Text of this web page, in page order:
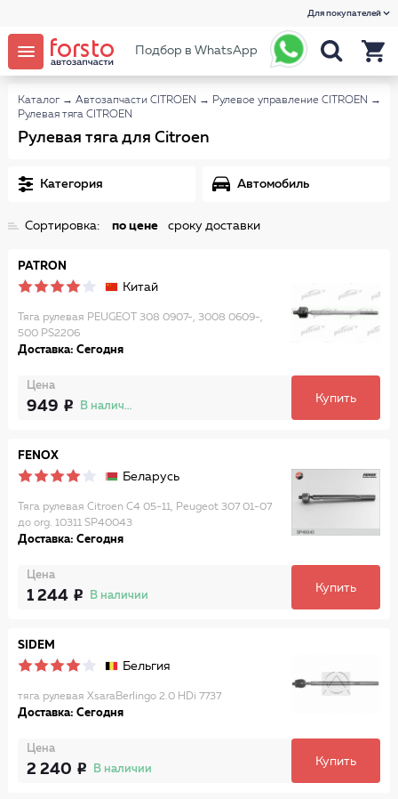
Для покупателей
Подбор в WhatsApp
Каталог → Автозапчасти CITROEN → Рулевое управление CITROEN →
Рулевая тяга CITROEN
Рулевая тяга для Citroen
Категория Автомобиль
Сортировка: по цене сроку доставки
PATRON
Китай
Тяга рулевая PEUGEOT 308 0907-, 3008 0609-,
500 PS2206
Доставка: Сегодня
Цена
949 В наличии
Купить
FENOX
Беларусь
Тяга рулевая Citroen C4 05-11, Peugeot 307 01-07
до org. 10311 SP40043
Доставка: Сегодня
Цена
1 244 В наличии
Купить
SIDEM
Бельгия
тяга рулевая XsaraBerlingo 2.0 HDi 7737
Доставка: Сегодня
Цена
2 240 В наличии
Купить